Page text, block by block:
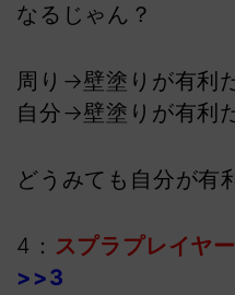
なるじゃん？
周り→壁塗りが有利
自分→壁塗りが有利
どうみても自分が有
4： スプラプレイヤ
>>3